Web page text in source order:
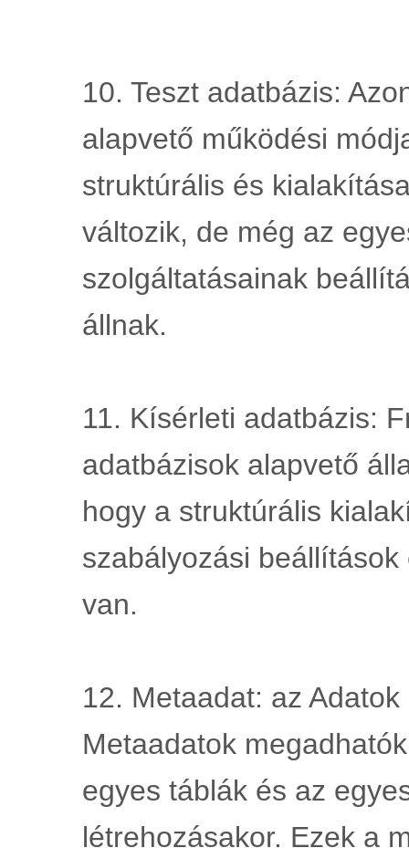
10. Teszt adatbázis:
alapvető működési
struktúrális és
változik, de még az
szolgáltatásainak
állnak.
11. Kísérleti adatbázis:
adatbázisok alapvető
hogy a struktúrális
szabályozási
van.
12. Metaadat: az
Metaadatok
egyes táblák és az
létrehozásakor. Ezek a